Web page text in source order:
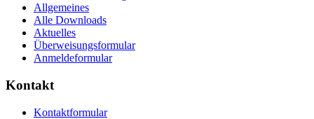
Allgemeines
Alle Downloads
Aktuelles
Überweisungsformular
Anmeldeformular
Kontakt
Kontaktformular